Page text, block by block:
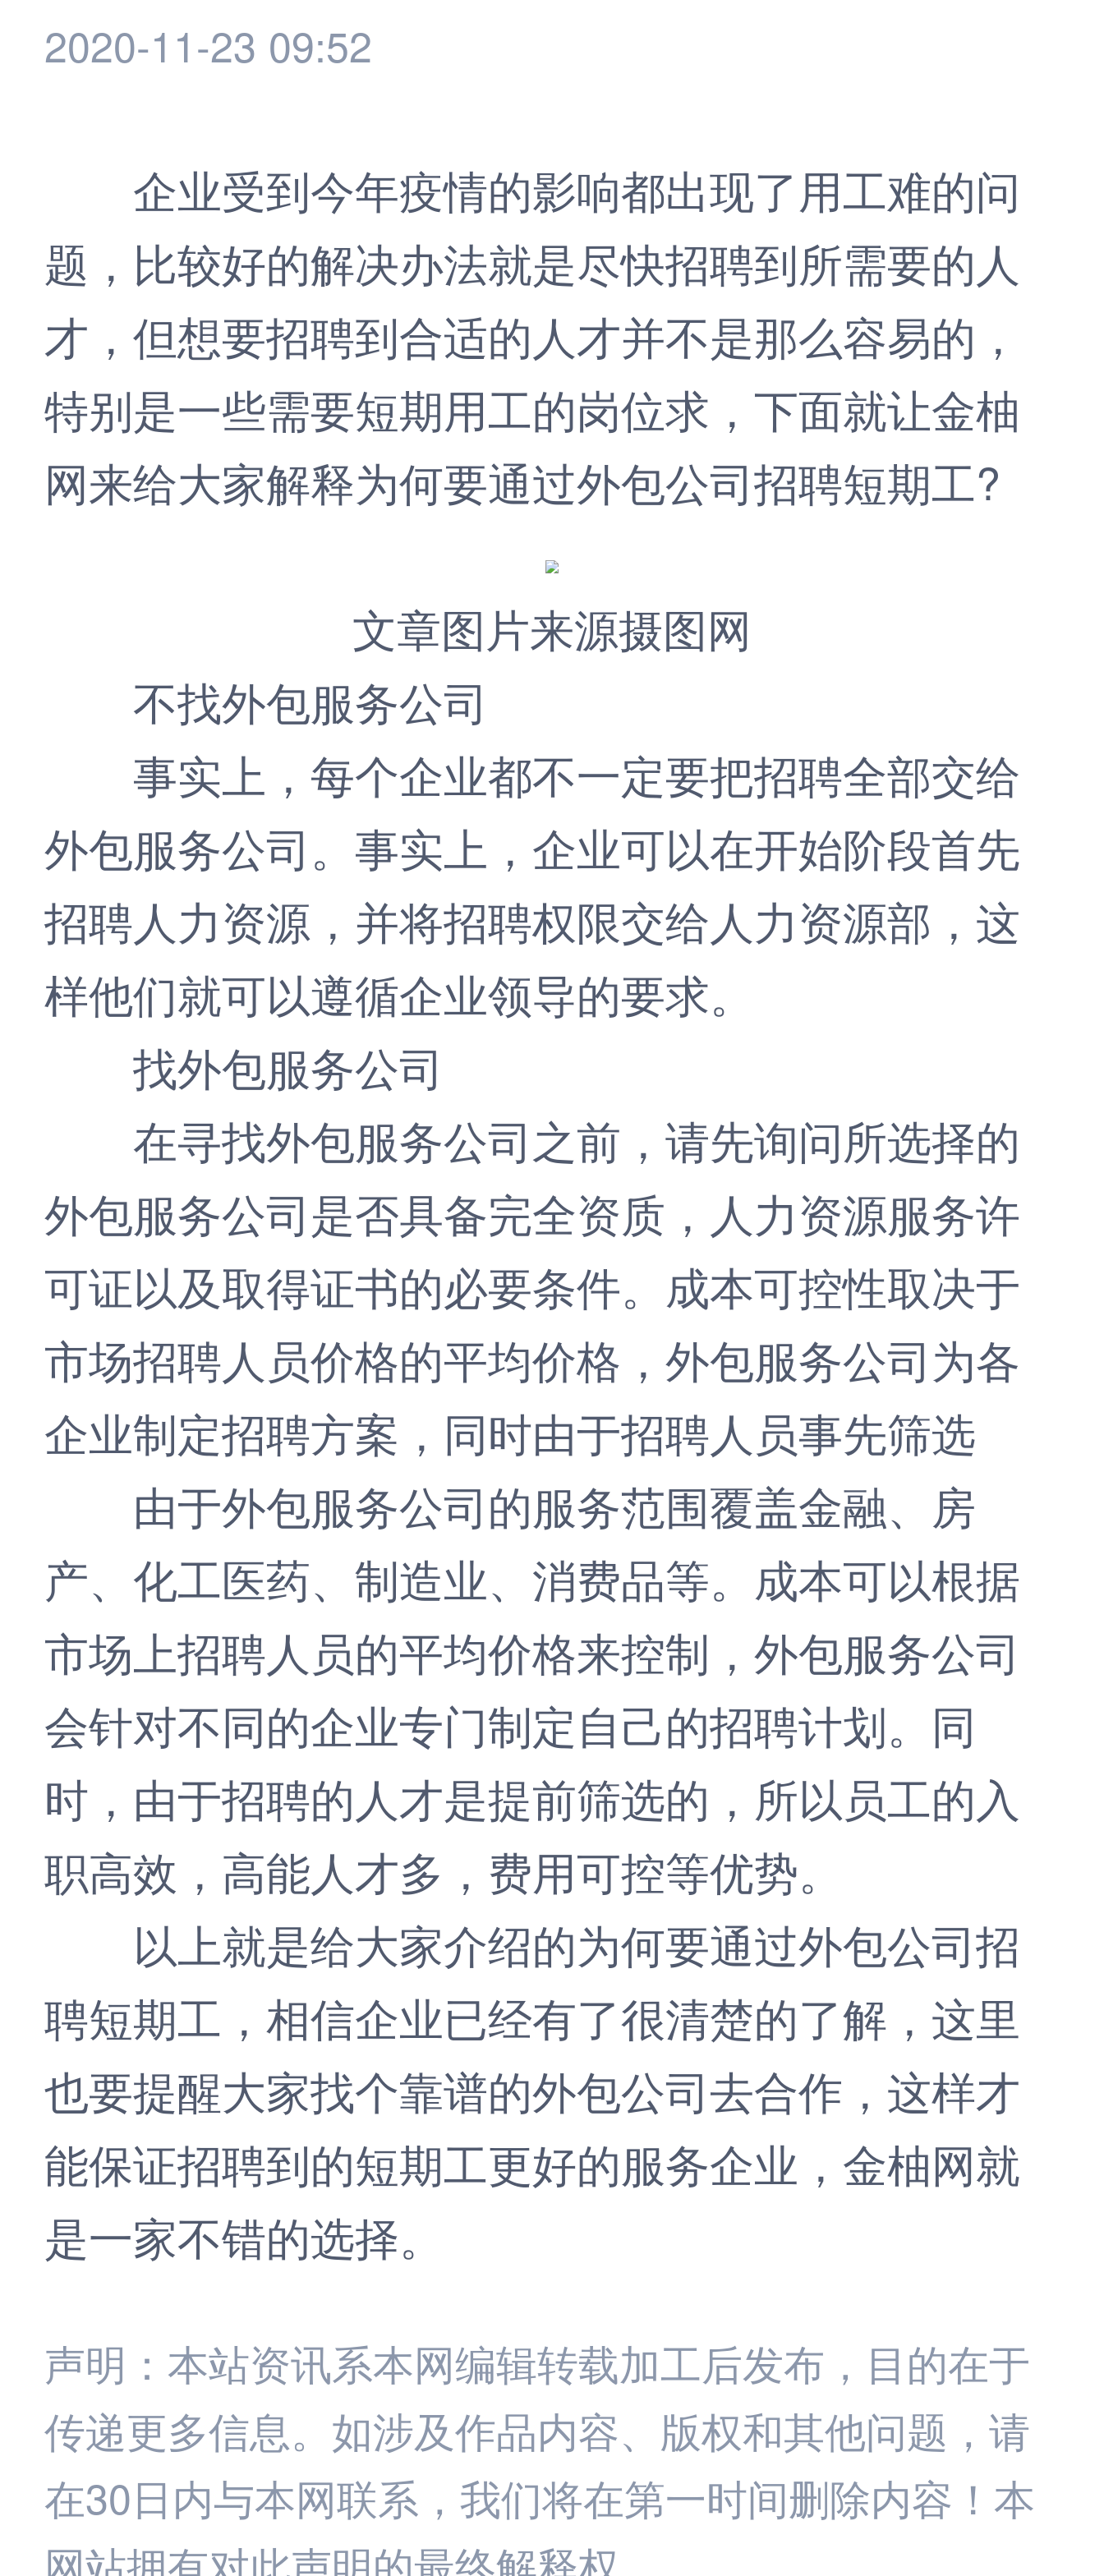
2020-11-23 09:52
企业受到今年疫情的影响都出现了用工难的问
题，比较好的解决办法就是尽快招聘到所需要的人
才，但想要招聘到合适的人才并不是那么容易的，
特别是一些需要短期用工的岗位求，下面就让金柚
网来给大家解释为何要通过外包公司招聘短期工?
文章图片来源摄图网
不找外包服务公司
事实上，每个企业都不一定要把招聘全部交给
外包服务公司。事实上，企业可以在开始阶段首先
招聘人力资源，并将招聘权限交给人力资源部，这
样他们就可以遵循企业领导的要求。
找外包服务公司
在寻找外包服务公司之前，请先询问所选择的
外包服务公司是否具备完全资质，人力资源服务许
可证以及取得证书的必要条件。成本可控性取决于
市场招聘人员价格的平均价格，外包服务公司为各
企业制定招聘方案，同时由于招聘人员事先筛选
由于外包服务公司的服务范围覆盖金融、房
产、化工医药、制造业、消费品等。成本可以根据
市场上招聘人员的平均价格来控制，外包服务公司
会针对不同的企业专门制定自己的招聘计划。同
时，由于招聘的人才是提前筛选的，所以员工的入
职高效，高能人才多，费用可控等优势。
以上就是给大家介绍的为何要通过外包公司招
聘短期工，相信企业已经有了很清楚的了解，这里
也要提醒大家找个靠谱的外包公司去合作，这样才
能保证招聘到的短期工更好的服务企业， 金柚网就
是一家不错的选择。
声明：本站资讯系本网编辑转载加工后发布，目的在于
传递更多信息。如涉及作品内容、版权和其他问题，请
在30日内与本网联系，我们将在第一时间删除内容！本
网站拥有对此声明的最终解释权。